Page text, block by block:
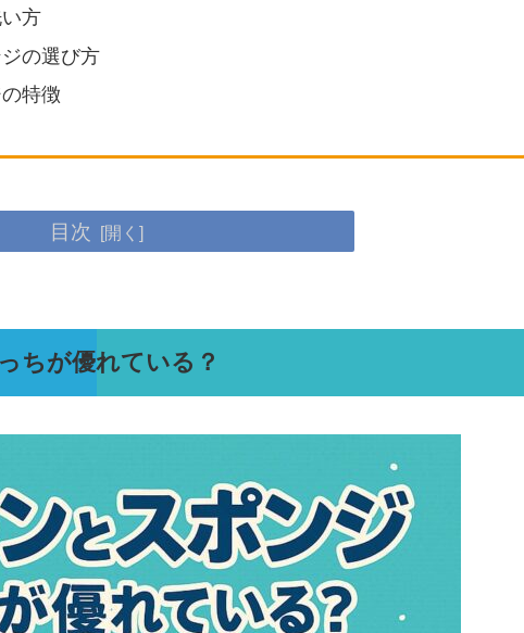
方
の選び方
特徴
目次
ちが優れている？